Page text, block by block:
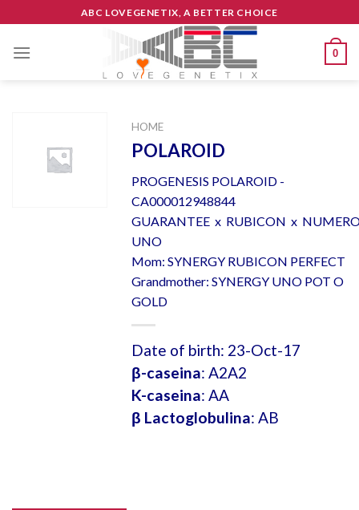
to
content
ABC LOVEGENETIX, A BETTER CHOICE
0
HOME
POLAROID
PROGENESIS POLAROID -
CA000012948844
GUARANTEE x RUBICON x
UNO
Mom: SYNERGY RUBICON PERFECT
Grandmother: SYNERGY UNO POT O
GOLD
Date of birth: 23-Oct-17
β-caseina: A2A2
K-caseina: AA
β Lactoglobulina: AB